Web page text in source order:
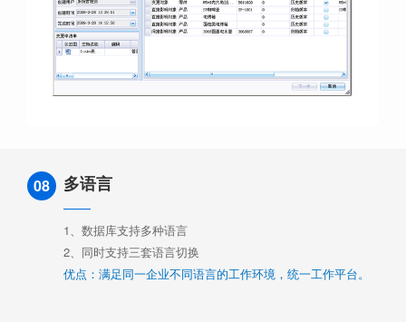
08 多语言
1、数据库支持多种语言
2、同时支持三套语言切换
优点：满足同一企业不同语言的工作环境，统一工作平台。